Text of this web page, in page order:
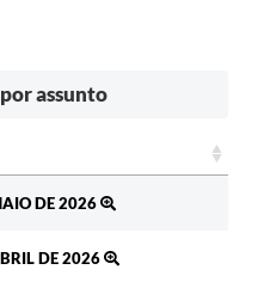
assunto
DE 2026
DE 2026